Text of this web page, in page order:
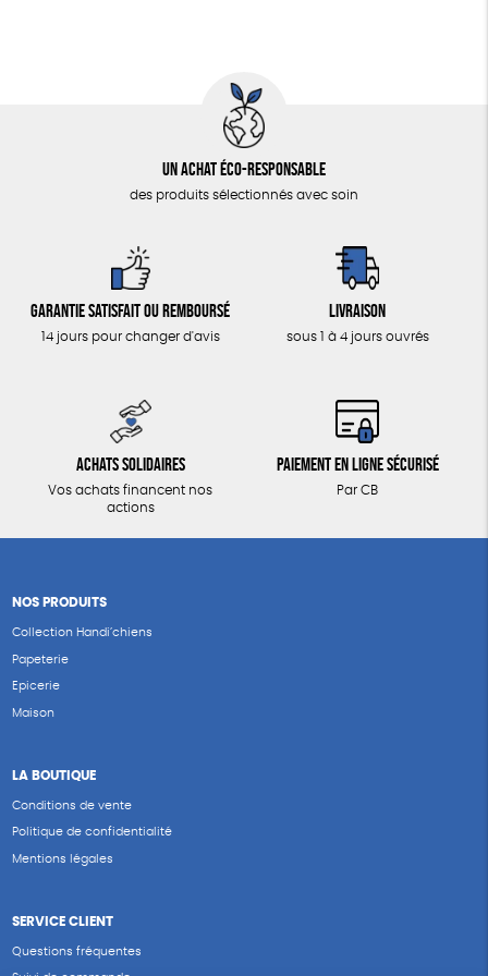
Un achat éco-responsable
des produits sélectionnés avec soin
Garantie satisfait ou remboursé
14 jours pour changer d'avis
Livraison
sous 1 à 4 jours ouvrés
Achats solidaires
Vos achats financent nos
actions
Paiement en ligne sécurisé
Par CB
NOS PRODUITS
Collection Handi’chiens
Papeterie
Epicerie
Maison
LA BOUTIQUE
Conditions de vente
Politique de confidentialité
Mentions légales
SERVICE CLIENT
Questions fréquentes